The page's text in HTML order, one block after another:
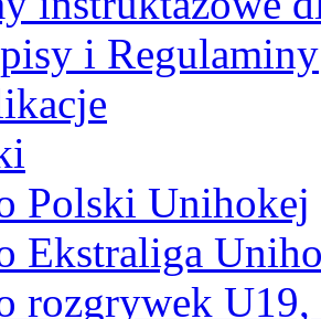
i Regulaminy
Polski Unihokej
Ekstraliga
rozgrywek